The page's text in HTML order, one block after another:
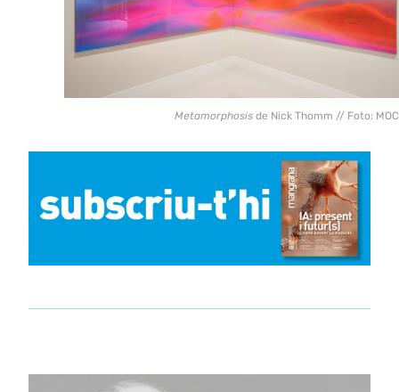
Metamorphosis de Nick Thomm // Foto: